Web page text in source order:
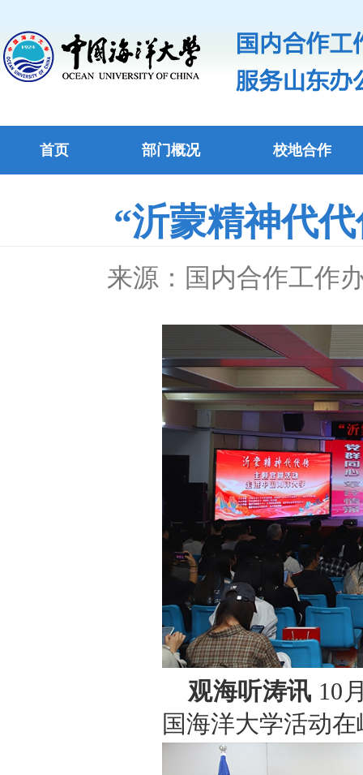
首页 部门概况 校地合作
“沂蒙精神代
来源：国内合作工作
观海听涛讯 10
国海洋大学活动